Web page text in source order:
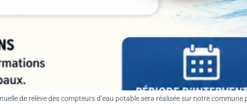
de relève des compteurs d’eau potable sera réalisée sur notre commune